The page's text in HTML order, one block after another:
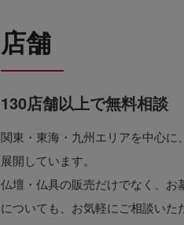
店舗
130店舗以上で無料相談
関東・東海・九州エリアを中心に
展開しています。
仏壇・仏具の販売だけでなく、お
についても、お気軽にご相談いた